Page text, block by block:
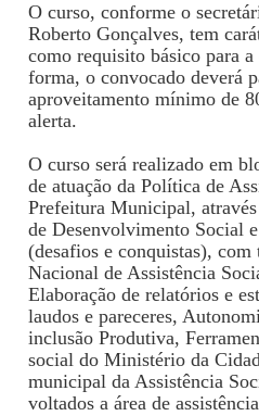
O curso, conforme o
Roberto Gonçalves, tem
como requisito básico para
forma, o convocado deverá
aproveitamento mínimo de
alerta.
O curso será realizado em
de atuação da Política de
Prefeitura Municipal,
de Desenvolvimento Social
(desafios e conquistas),
Nacional de Assistência
Elaboração de relatórios e
laudos e pareceres,
inclusão Produtiva,
social do Ministério da
municipal da Assistência
voltados a área de